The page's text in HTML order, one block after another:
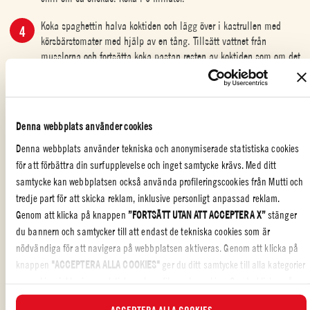
Denna webbplats använder cookies
Denna webbplats använder tekniska och anonymiserade statistiska cookies
för att förbättra din surfupplevelse och inget samtycke krävs. Med ditt
samtycke kan webbplatsen också använda profileringscookies från Mutti och
tredje part för att skicka reklam, inklusive personligt anpassad reklam.
Genom att klicka på knappen ”FORTSÄTT UTAN ATT ACCEPTERA X”stänger
du bannern och samtycker till att endast de tekniska cookies som är
nödvändiga för att navigera på webbplatsen aktiveras. Genom att klicka på
knappen "ACCEPTERA ALLA COOKIES" ger du ditt samtycke till alla kategorier
knappen"AVVISA ALLA COOKIES" aktiveras endast tekniska cookies och
Koka spaghettin halva koktiden och lägg över i kastrullen med
körsbärstomater med hjälp av en tång. Tillsätt vattnet från
musslorna och fortsätta koka pastan resten av koktiden som om det
var en risotto. Späd med pastavatten allt eftersom.
När pastan är al dente och såsen har blivit krämig, tillsätt
varmt!
SPECIELLA TILLFÄLLEN,SPAGHETTI,PASTA
Upptäck enpastarättsom tar dig raka vägen till Medelhavet! Det här
måltid. Det är en upplevelse! Med den friska smaken av musslor och